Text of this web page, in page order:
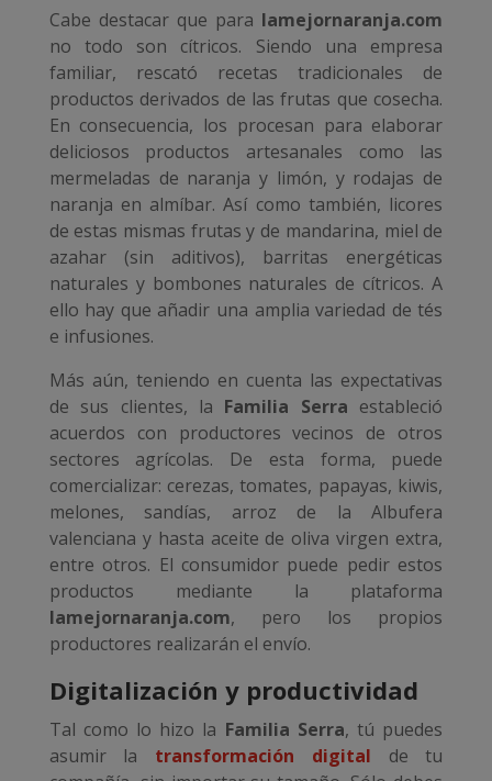
Cabe destacar que para lamejornaranja.com
no todo son cítricos. Siendo una empresa
familiar, rescató recetas tradicionales de
productos derivados de las frutas que cosecha.
En consecuencia, los procesan para elaborar
deliciosos productos artesanales como las
mermeladas de naranja y limón, y rodajas de
naranja en almíbar. Así como también, licores
de estas mismas frutas y de mandarina, miel de
azahar (sin aditivos), barritas energéticas
naturales y bombones naturales de cítricos. A
ello hay que añadir una amplia variedad de tés
e infusiones.
Más aún, teniendo en cuenta las expectativas
de sus clientes, la Familia Serra estableció
acuerdos con productores vecinos de otros
sectores agrícolas. De esta forma, puede
comercializar: cerezas, tomates, papayas, kiwis,
melones, sandías, arroz de la Albufera
valenciana y hasta aceite de oliva virgen extra,
entre otros. El consumidor puede pedir estos
productos mediante la plataforma
lamejornaranja.com, pero los propios
productores realizarán el envío.
Digitalización y productividad
Tal como lo hizo la Familia Serra, tú puedes
asumir la transformación digital de tu